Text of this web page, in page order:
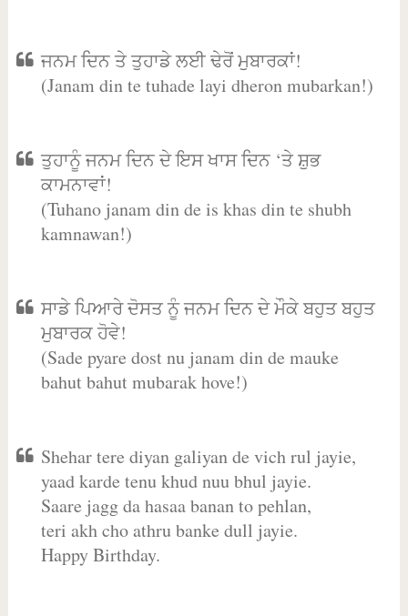
ਜਨਮ ਦਿਨ ਤੇ ਤੁਹਾਡੇ ਲਈ ਢੇਰੋਂ ਮੁਬਾਰਕਾਂ!
(Janam din te tuhade layi dheron mubarkan!)
ਤੁਹਾਨੂੰ ਜਨਮ ਦਿਨ ਦੇ ਇਸ ਖਾਸ ਦਿਨ ‘ਤੇ ਸ਼ੁਭ
ਕਾਮਨਾਵਾਂ!
(Tuhano janam din de is khas din te shubh
kamnawan!)
ਸਾਡੇ ਪਿਆਰੇ ਦੋਸਤ ਨੂੰ ਜਨਮ ਦਿਨ ਦੇ ਮੌਕੇ ਬਹੁਤ ਬਹੁਤ
ਮੁਬਾਰਕ ਹੋਵੇ!
(Sade pyare dost nu janam din de mauke
bahut bahut mubarak hove!)
Shehar tere diyan galiyan de vich rul jayie,
yaad karde tenu khud nuu bhul jayie.
Saare jagg da hasaa banan to pehlan,
teri akh cho athru banke dull jayie.
Happy Birthday.